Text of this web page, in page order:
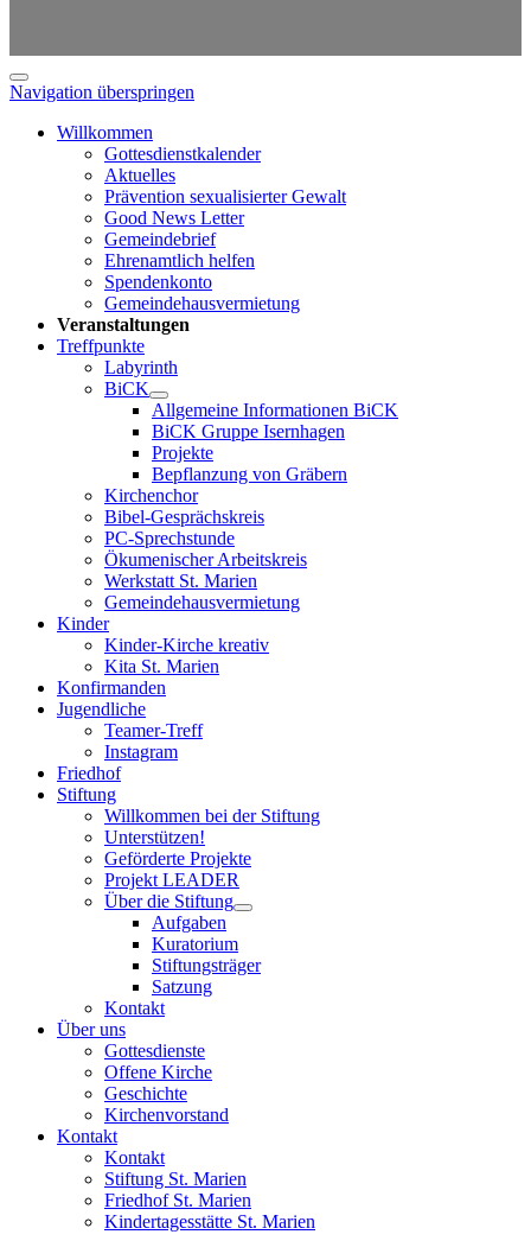
Navigation überspringen
Willkommen
Gottesdienstkalender
Aktuelles
Prävention sexualisierter Gewalt
Good News Letter
Gemeindebrief
Ehrenamtlich helfen
Spendenkonto
Gemeindehausvermietung
Veranstaltungen
Treffpunkte
Labyrinth
BiCK
Allgemeine Informationen BiCK
BiCK Gruppe Isernhagen
Projekte
Bepflanzung von Gräbern
Kirchenchor
Bibel-Gesprächskreis
PC-Sprechstunde
Ökumenischer Arbeitskreis
Werkstatt St. Marien
Gemeindehausvermietung
Kinder
Kinder-Kirche kreativ
Kita St. Marien
Konfirmanden
Jugendliche
Teamer-Treff
Instagram
Friedhof
Stiftung
Willkommen bei der Stiftung
Unterstützen!
Geförderte Projekte
Projekt LEADER
Über die Stiftung
Aufgaben
Kuratorium
Stiftungsträger
Satzung
Kontakt
Über uns
Gottesdienste
Offene Kirche
Geschichte
Kirchenvorstand
Kontakt
Kontakt
Stiftung St. Marien
Friedhof St. Marien
Kindertagesstätte St. Marien